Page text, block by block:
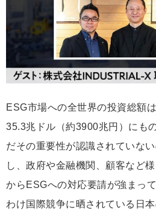
ESG市場への全世界の投資総額
35.3兆ドル（約3900兆円）にも
だその重要性が認識されていな
し、政府や金融機関、顧客など
からESGへの対応要請が強まっ
わけ国際競争に晒されている日